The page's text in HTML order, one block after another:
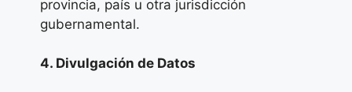
provincia, país u otra jurisdicción
gubernamental.
4. Divulgación de Datos